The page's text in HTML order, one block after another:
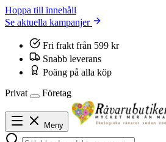
Hoppa till innehåll
Se aktuella kampanjer
Fri frakt från 599 kr
Snabb leverans
Poäng på alla köp
Privat
Företag
Meny